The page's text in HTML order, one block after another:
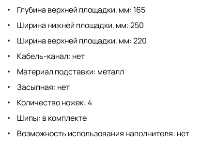
Глубина верхней площадки, мм: 165
Ширина нижней площадки, мм: 250
Ширина верхней площадки, мм: 220
Кабель-канал: нет
Материал подставки: металл
Засыпная: нет
Количество ножек: 4
Шипы: в комплекте
Возможность использования наполнителя: нет